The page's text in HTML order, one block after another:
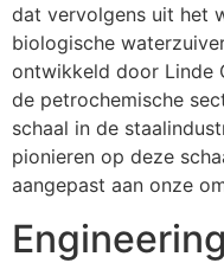
dat vervolgens uit het
biologische
ontwikkeld door Linde
de petrochemische
schaal in de
pionieren op deze
aangepast aan onze